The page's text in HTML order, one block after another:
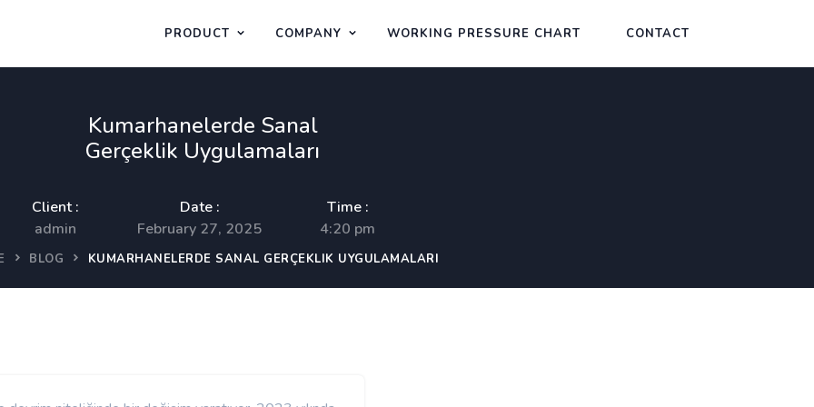
PRODUCT COMPANY WORKING PRESSURE CHART CONTACT
Kumarhanelerde Sanal
Gerçeklik Uygulamaları
Client :
admin
Date :
February 27, 2025
Time :
4:20 pm
BLOG KUMARHANELERDE SANAL GERÇEKLIK UYGULAMALARI